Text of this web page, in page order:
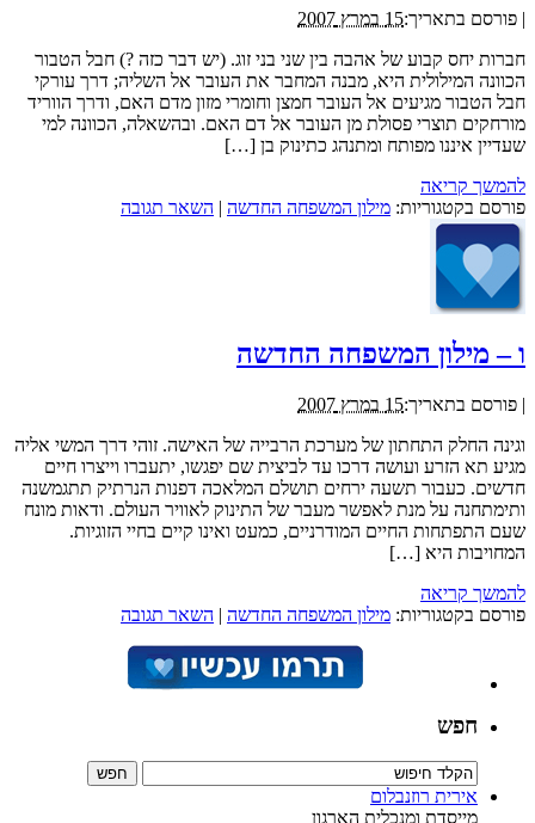
| פורסם בתאריך:15 במרץ 2007
חברות יחס קבוע של אהבה בין שני בני זוג. (יש דבר כזה ?) חבל הטבור
הכוונה המילולית היא, מבנה המחבר את העובר אל השליה; דרך עורקי
חבל הטבור מגיעים אל העובר חמצן וחומרי מזון מדם האם, ודרך הווריד
מורחקים תוצרי פסולת מן העובר אל דם האם. ובהשאלה, הכוונה למי
שעדיין איננו מפותח ומתנהג כתינוק בן […]
להמשך קריאה
פורסם בקטגוריות: מילון המשפחה החדשה | השאר תגובה
ו – מילון המשפחה החדשה
| פורסם בתאריך:15 במרץ 2007
וגינה החלק התחתון של מערכת הרבייה של האישה. זוהי דרך המשי אליה
מגיע תא הזרע ועושה דרכו עד לביצית שם יפגשו, יתעברו וייצרו חיים
חדשים. כעבור תשעה ירחים תושלם המלאכה דפנות הנרתיק תתגמשנה
ותימתחנה על מנת לאפשר מעבר של התינוק לאוויר העולם. ודאות מונח
שעם התפתחות החיים המודרניים, כמעט ואינו קיים בחיי הזוגיות.
המחויבות היא […]
להמשך קריאה
פורסם בקטגוריות: מילון המשפחה החדשה | השאר תגובה
חפש
אירית רוזנבלום
מייסדת ומנכלית הארגון